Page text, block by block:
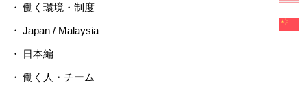
働く環境・制度
Japan / Malaysia
日本編
働く人・チーム